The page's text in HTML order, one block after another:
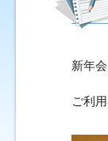
新年
ご利